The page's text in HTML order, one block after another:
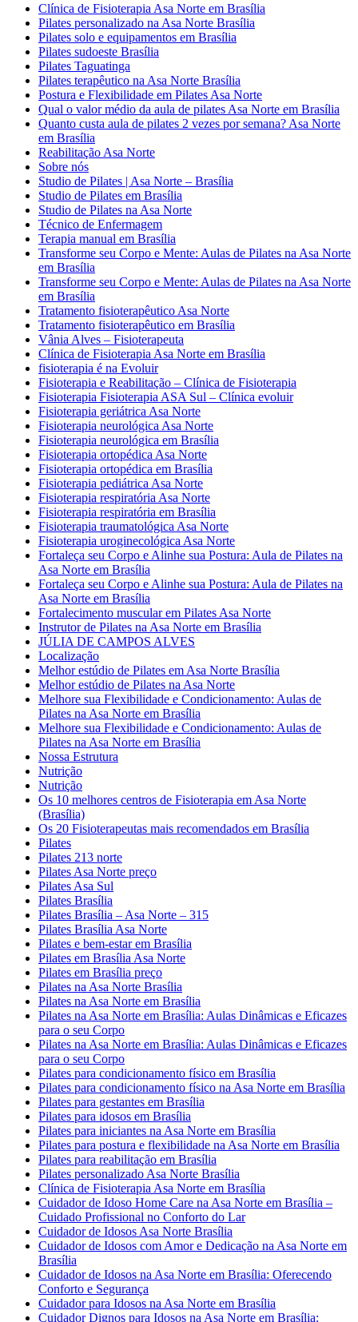
Clínica de Fisioterapia Asa Norte em Brasília
Pilates personalizado na Asa Norte Brasília
Pilates solo e equipamentos em Brasília
Pilates sudoeste Brasília
Pilates Taguatinga
Pilates terapêutico na Asa Norte Brasília
Postura e Flexibilidade em Pilates Asa Norte
Qual o valor médio da aula de pilates Asa Norte em Brasília
Quanto custa aula de pilates 2 vezes por semana? Asa Norte
em Brasília
Reabilitação Asa Norte
Sobre nós
Studio de Pilates | Asa Norte – Brasília
Studio de Pilates em Brasília
Studio de Pilates na Asa Norte
Técnico de Enfermagem
Terapia manual em Brasília
Transforme seu Corpo e Mente: Aulas de Pilates na Asa Norte
em Brasília
Transforme seu Corpo e Mente: Aulas de Pilates na Asa Norte
em Brasília
Tratamento fisioterapêutico Asa Norte
Tratamento fisioterapêutico em Brasília
Vânia Alves – Fisioterapeuta
Clínica de Fisioterapia Asa Norte em Brasília
fisioterapia é na Evoluir
Fisioterapia e Reabilitação – Clínica de Fisioterapia
Fisioterapia Fisioterapia ASA Sul – Clínica evoluir
Fisioterapia geriátrica Asa Norte
Fisioterapia neurológica Asa Norte
Fisioterapia neurológica em Brasília
Fisioterapia ortopédica Asa Norte
Fisioterapia ortopédica em Brasília
Fisioterapia pediátrica Asa Norte
Fisioterapia respiratória Asa Norte
Fisioterapia respiratória em Brasília
Fisioterapia traumatológica Asa Norte
Fisioterapia uroginecológica Asa Norte
Fortaleça seu Corpo e Alinhe sua Postura: Aula de Pilates na
Asa Norte em Brasília
Fortaleça seu Corpo e Alinhe sua Postura: Aula de Pilates na
Asa Norte em Brasília
Fortalecimento muscular em Pilates Asa Norte
Instrutor de Pilates na Asa Norte em Brasília
JÚLIA DE CAMPOS ALVES
Localização
Melhor estúdio de Pilates em Asa Norte Brasília
Melhor estúdio de Pilates na Asa Norte
Melhore sua Flexibilidade e Condicionamento: Aulas de
Pilates na Asa Norte em Brasília
Melhore sua Flexibilidade e Condicionamento: Aulas de
Pilates na Asa Norte em Brasília
Nossa Estrutura
Nutrição
Nutrição
Os 10 melhores centros de Fisioterapia em Asa Norte
(Brasília)
Os 20 Fisioterapeutas mais recomendados em Brasília
Pilates
Pilates 213 norte
Pilates Asa Norte preço
Pilates Asa Sul
Pilates Brasília
Pilates Brasília – Asa Norte – 315
Pilates Brasília Asa Norte
Pilates e bem-estar em Brasília
Pilates em Brasília Asa Norte
Pilates em Brasília preço
Pilates na Asa Norte Brasília
Pilates na Asa Norte em Brasília
Pilates na Asa Norte em Brasília: Aulas Dinâmicas e Eficazes
para o seu Corpo
Pilates na Asa Norte em Brasília: Aulas Dinâmicas e Eficazes
para o seu Corpo
Pilates para condicionamento físico em Brasília
Pilates para condicionamento físico na Asa Norte em Brasília
Pilates para gestantes em Brasília
Pilates para idosos em Brasília
Pilates para iniciantes na Asa Norte em Brasília
Pilates para postura e flexibilidade na Asa Norte em Brasília
Pilates para reabilitação em Brasília
Pilates personalizado Asa Norte Brasília
Clínica de Fisioterapia Asa Norte em Brasília
Cuidador de Idoso Home Care na Asa Norte em Brasília –
Cuidado Profissional no Conforto do Lar
Cuidador de Idosos Asa Norte Brasília
Cuidador de Idosos com Amor e Dedicação na Asa Norte em
Brasília
Cuidador de Idosos na Asa Norte em Brasília: Oferecendo
Conforto e Segurança
Cuidador para Idosos na Asa Norte em Brasília
Cuidador Dignos para Idosos na Asa Norte em Brasília: